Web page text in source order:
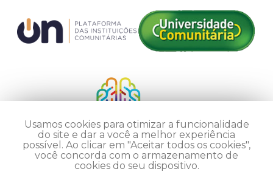
Usamos cookies para otimizar a funcionalidade
do site e dar a você a melhor experiência
possível. Ao clicar em "Aceitar todos os cookies",
você concorda com o armazenamento de
cookies do seu dispositivo.